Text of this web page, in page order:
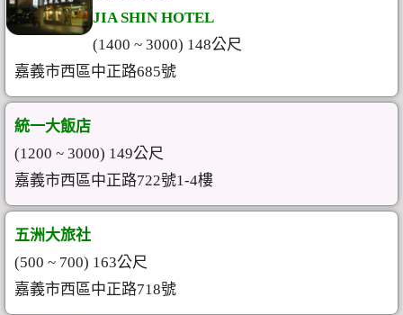
JIA SHIN HOTEL
(1400 ~ 3000) 148公尺
嘉義市西區中正路685號
統一大飯店
(1200 ~ 3000) 149公尺
嘉義市西區中正路722號1-4樓
五洲大旅社
(500 ~ 700) 163公尺
嘉義市西區中正路718號